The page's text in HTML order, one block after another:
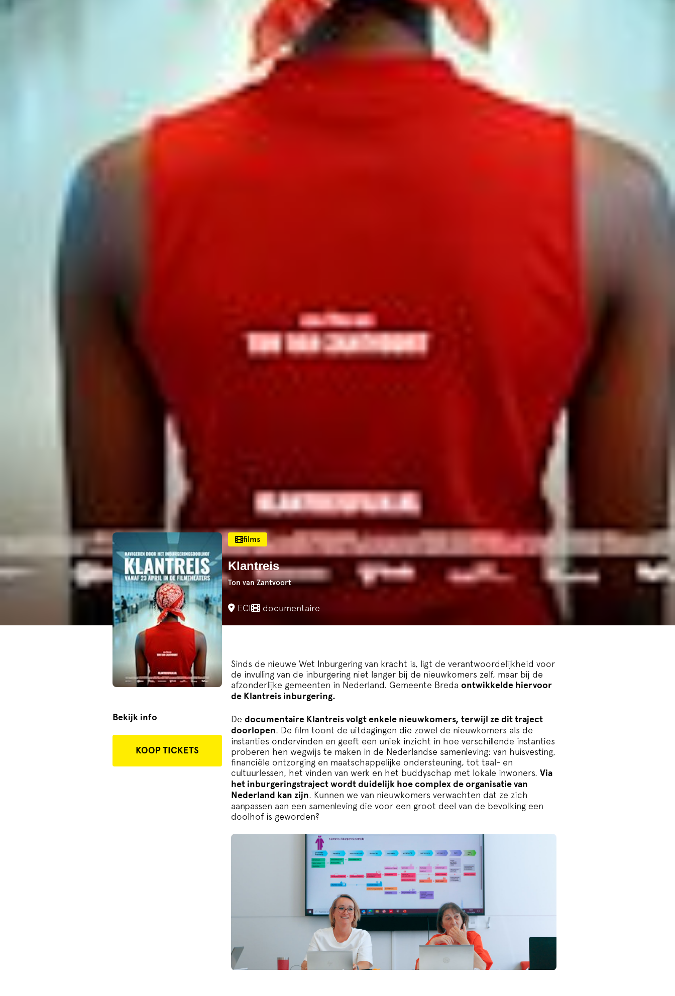
Bekijk info
KOOP TICKETS
films
Klantreis
Ton van Zantvoort
ECI documentaire
Sinds de nieuwe Wet Inburgering van kracht is, ligt de verantwoordelijkheid voor
de invulling van de inburgering niet langer bij de nieuwkomers zelf, maar bij de
afzonderlijke gemeenten in Nederland. Gemeente Breda ontwikkelde hiervoor
de Klantreis inburgering.
De documentaire Klantreis volgt enkele nieuwkomers, terwijl ze dit traject
doorlopen. De film toont de uitdagingen die zowel de nieuwkomers als de
instanties ondervinden en geeft een uniek inzicht in hoe verschillende instanties
proberen hen wegwijs te maken in de Nederlandse samenleving: van huisvesting,
financiële ontzorging en maatschappelijke ondersteuning, tot taal- en
cultuurlessen, het vinden van werk en het buddyschap met lokale inwoners. Via
het inburgeringstraject wordt duidelijk hoe complex de organisatie van
Nederland kan zijn. Kunnen we van nieuwkomers verwachten dat ze zich
aanpassen aan een samenleving die voor een groot deel van de bevolking een
doolhof is geworden?